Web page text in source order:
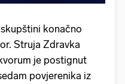
konačno
Struja Zdravka
je postignut
povjerenika iz